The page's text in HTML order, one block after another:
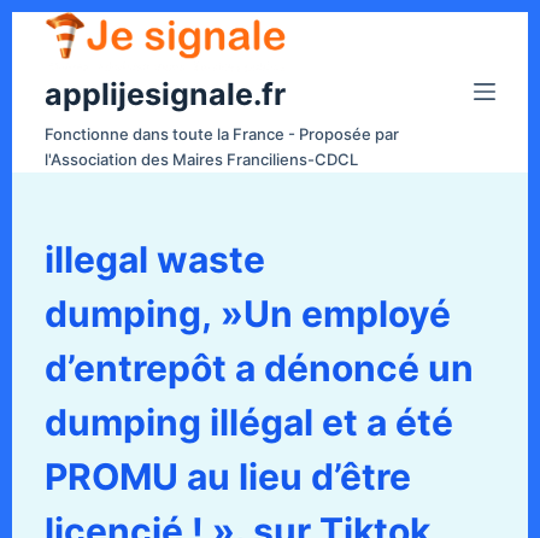
applijesignale.fr
Fonctionne dans toute la France - Proposée par
l'Association des Maires Franciliens-CDCL
illegal waste
dumping, »Un employé
d’entrepôt a dénoncé un
dumping illégal et a été
PROMU au lieu d’être